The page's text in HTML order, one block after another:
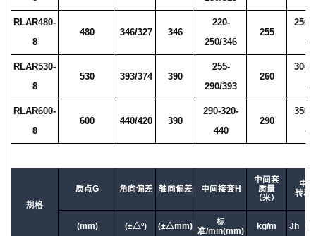
RLAR480-
8
480 346/327 346
220-
250/346
255
250/
RLAR530-
8
530 393/374 390
255-
290/393
260
300/
RLAR600-
8
600 440/420 390
290-320-
440
290
350/
规格
质点G 角向偏差 轴向偏差 中间接套H
中间套
质量
（米）
中
转动
(mm) (±△º) (±△mm)
标
准/min(mm)
kg/m Jh（